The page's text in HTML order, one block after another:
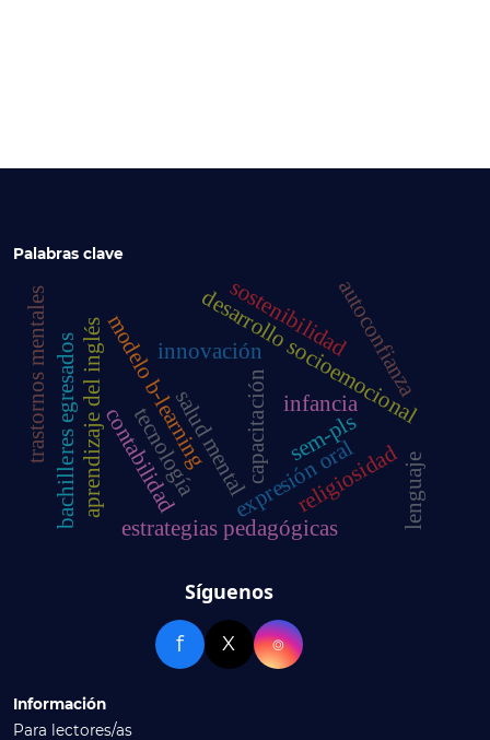
Palabras clave
modelo b-learning
tecnología capacitación
innovación
desarrollo socioemocional
aprendizaje del inglés expresión oral
autoconfianza
estrategias pedagógicas
bachilleres egresados salud mental
trastornos mentales contabilidad
sostenibilidad
religiosidad
sem-pls
infancia
lenguaje
Síguenos
f X ⌾
Información
Para lectores/as